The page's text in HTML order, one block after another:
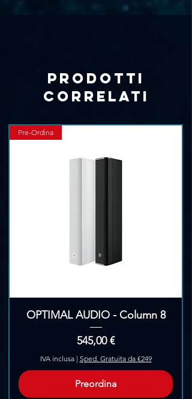
Prodotti
correlati
Pre-Ordina
OPTIMAL AUDIO - Column 8
Prezzo
545,00 €
IVA inclusa| Sped. Gratuita da €249
Preordina